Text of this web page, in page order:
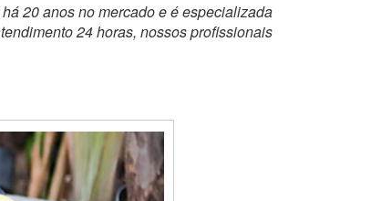
20 anos no mercado e é especializada
24 horas, nossos profissionais